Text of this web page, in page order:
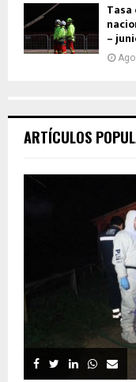
–
ARTÍCULOS